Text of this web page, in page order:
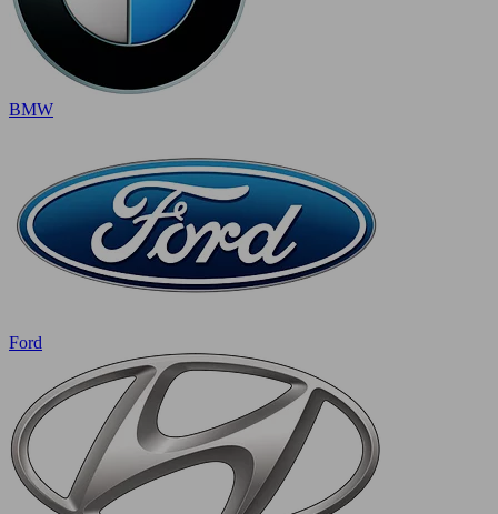
BMW
Ford